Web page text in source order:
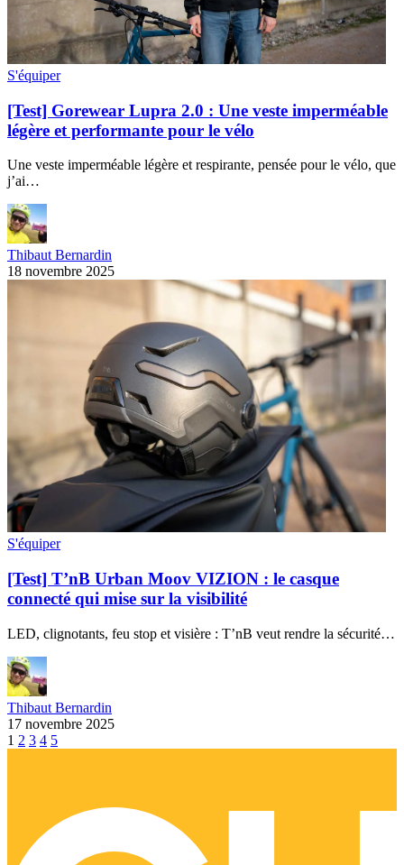
S'équiper
[Test] Gorewear Lupra 2.0 : Une veste imperméable
légère et performante pour le vélo
Une veste imperméable légère et respirante, pensée pour le vélo, que
j’ai…
Thibaut Bernardin
18 novembre 2025
S'équiper
[Test] T’nB Urban Moov VIZION : le casque
connecté qui mise sur la visibilité
LED, clignotants, feu stop et visière : T’nB veut rendre la sécurité…
Thibaut Bernardin
17 novembre 2025
1 2 3 4 5